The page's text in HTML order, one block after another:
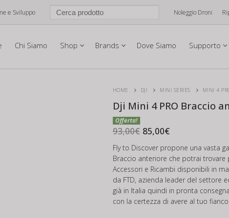
e Sviluppo Noleggio Droni
Chi Siamo Shop Brands Dove Siamo Supporto
HOME DJI MINI SERIES MINI 4
Dji Mini 4 PRO Braccio
93,00€ prezzo
originale
era:
93,00€.
85,00€prezzo
attuale
è:
85,00€.
Fly to Discover propone una vasta
Braccio anteriore che potrai
Accessori e Ricambi disponibili in
da FTD, azienda leader del settore
già in Italia quindi in pronta
con la certezza di avere al tuo